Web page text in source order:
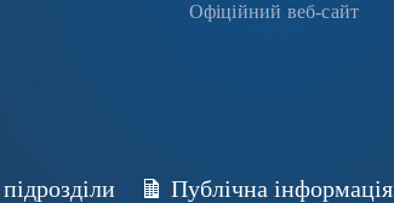
Офіційний веб-сайт
Публічна інформація